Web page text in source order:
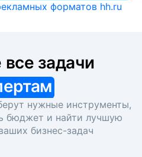
форматов hh.ru
нужные инструменты,
бюджет и найти лучшую
бизнес-задач